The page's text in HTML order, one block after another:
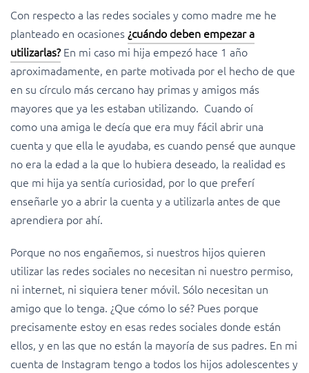
Con respecto a las redes sociales y como madre me he
planteado en ocasiones ¿cuándo deben empezar a
utilizarlas?En mi caso mi hija empezó hace 1 año
aproximadamente, en parte motivada por el hecho de que
en su círculo más cercano hay primas y amigos más
mayores que ya les estaban utilizando. Cuando oí
como una amiga le decía que era muy fácil abrir una
cuenta y que ella le ayudaba, es cuando pensé que aunque
no era la edad a la que lo hubiera deseado, la realidad es
que mi hija ya sentía curiosidad, por lo que preferí
enseñarle yo a abrir la cuenta y a utilizarla antes de que
aprendiera por ahí.
Porque no nos engañemos, si nuestros hijos quieren
utilizar las redes sociales no necesitan ni nuestro permiso,
ni internet, ni siquiera tener móvil. Sólo necesitan un
amigo que lo tenga. ¿Que cómo lo sé? Pues porque
precisamente estoy en esas redes sociales donde están
ellos, y en las que no están la mayoría de sus padres. En mi
cuenta de Instagram tengo a todos los hijos adolescentes y